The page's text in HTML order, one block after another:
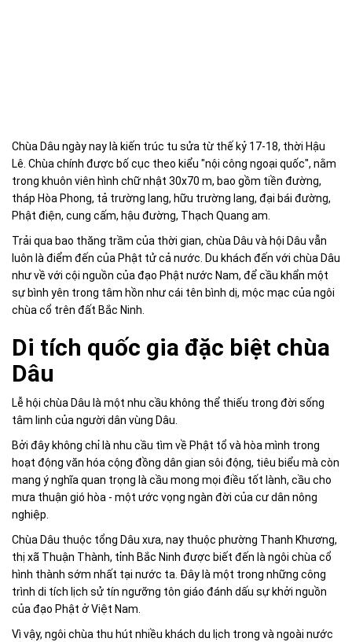
Chùa Dâu ngày nay là kiến trúc tu sửa từ thế kỷ 17-18, thời Hậu
Lê. Chùa chính được bố cục theo kiểu "nội công ngoại quốc", nằm
trong khuôn viên hình chữ nhật 30x70 m, bao gồm tiền đường,
tháp Hòa Phong, tả trường lang, hữu trường lang, đại bái đường,
Phật điện, cung cấm, hậu đường, Thạch Quang am.
Trải qua bao thăng trầm của thời gian, chùa Dâu và hội Dâu vẫn
luôn là điểm đến của Phật tử cả nước. Du khách đến với chùa Dâu
như về với cội nguồn của đạo Phật nước Nam, để cầu khẩn một
sự bình yên trong tâm hồn như cái tên bình dị, mộc mạc của ngôi
chùa cổ trên đất Bắc Ninh.
Di tích quốc gia đặc biệt chùa
Dâu
Lễ hội chùa Dâu là một nhu cầu không thể thiếu trong đời sống
tâm linh của người dân vùng Dâu.
Bởi đây không chỉ là nhu cầu tìm về Phật tổ và hòa mình trong
hoạt động văn hóa cộng đồng dân gian sôi động, tiêu biểu mà còn
mang ý nghĩa quan trọng là cầu mong mọi điều tốt lành, cầu cho
mưa thuận gió hòa - một ước vọng ngàn đời của cư dân nông
nghiệp.
Chùa Dâu thuộc tổng Dâu xưa, nay thuộc phường Thanh Khương,
thị xã Thuận Thành, tỉnh Bắc Ninh được biết đến là ngôi chùa cổ
hình thành sớm nhất tại nước ta. Đây là một trong những công
trình di tích lịch sử tín ngưỡng tôn giáo đánh dấu sự khởi nguồn
của đạo Phật ở Việt Nam.
Vì vậy, ngôi chùa thu hút nhiều khách du lịch trong và ngoài nước